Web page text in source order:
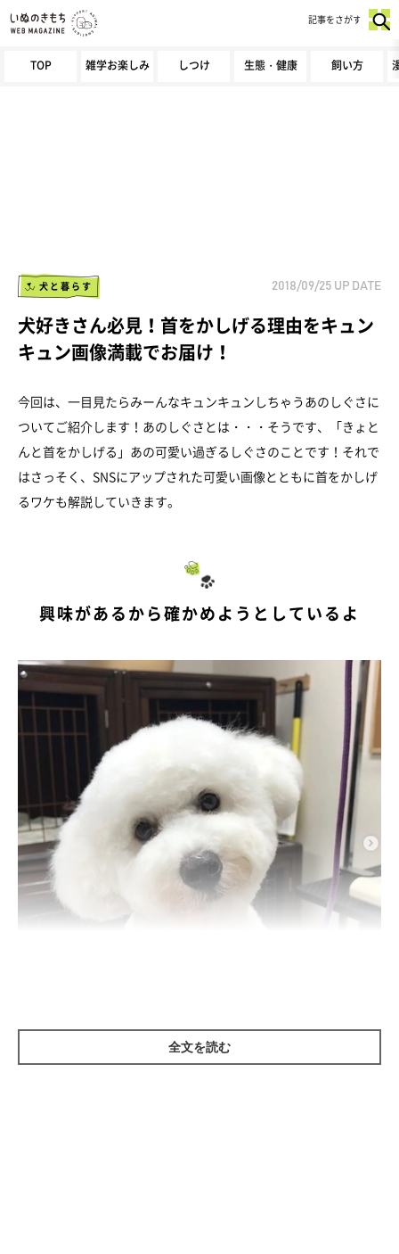
TOP 雑学お楽しみ しつけ 生態・健康 飼い方
記事をさがす
犬と暮らす 2018/09/25 UP DATE
犬好きさん必見！首をかしげる理由をキュン
キュン画像満載でお届け！
今回は、一目見たらみーんなキュンキュンしちゃうあのしぐさに
ついてご紹介します！あのしぐさとは・・・そうです、「きょと
んと首をかしげる」あの可愛い過ぎるしぐさのことです！それで
はさっそく、SNSにアップされた可愛い画像とともに首をかしげ
るワケも解説していきます。
興味があるから確かめようとしているよ
@dogsalonthegarden
全文を読む